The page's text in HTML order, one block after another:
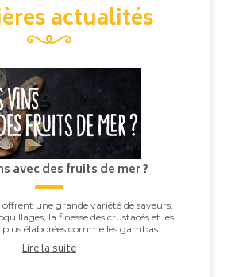
actualités
avec des fruits de mer ?
une grande variété de saveurs,
la finesse des crustacés et les
élaborées comme les gambas
Lire la suite